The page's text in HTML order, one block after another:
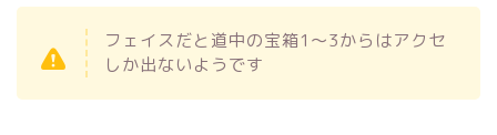
フェイスだと道中の宝箱1～3からはアクセ
しか出ないようです